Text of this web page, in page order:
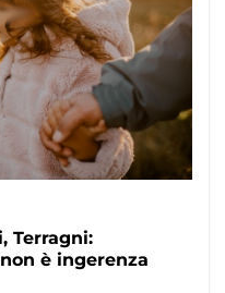
Terragni:
è ingerenza